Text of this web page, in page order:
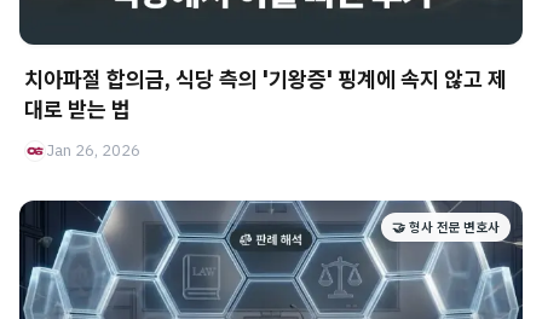
치아파절 합의금, 식당 측의 '기왕증' 핑계에 속지 않고 제
대로 받는 법
Jan 26, 2026
🤝 형사 전문 변호사